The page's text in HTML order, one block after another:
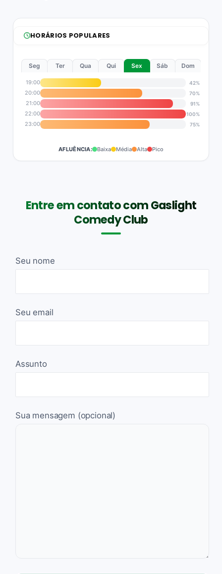
HORÁRIOS POPULARES
Seg Ter Qua Qui Sex Sáb Dom
19:00 42%
20:00 70%
21:00 91%
22:00 100%
23:00 75%
AFLUÊNCIA: Baixa Média Alta Pico
Entre em contato com Gaslight
Comedy Club
Seu nome
Seu email
Assunto
Sua mensagem (opcional)